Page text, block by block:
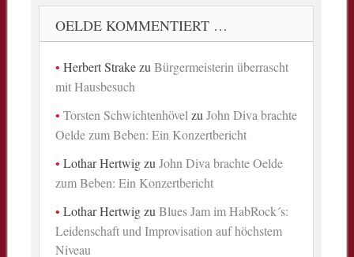
OELDE KOMMENTIERT …
Herbert StrakezuBürgermeisterin überrascht
mit Hausbesuch
Torsten SchwichtenhövelzuJohn Diva brachte
Oelde zum Beben: Ein Konzertbericht
Lothar HertwigzuJohn Diva brachte Oelde
zum Beben: Ein Konzertbericht
Lothar HertwigzuBlues Jam im HabRock´s:
Leidenschaft und Improvisation auf höchstem
Niveau